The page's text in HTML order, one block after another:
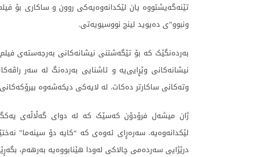
تێنەگەیشتووە یان لێکدانەوەیەکی روون و ساکاری بۆ
ونبوو”ی دەیوید لینچ نووسیویەتی.
بەردەنگێک کە بۆ تێگەشتنی نیشانەکانی بەرجەستەی
نیشانەکانی وێڕایی‌یە و ئاشنایی بەردەنگ لە سەر
وتەکانی ساکارتر دەکات. لە لایەکی دیکەشەوە
ژان میشەل فرۆدۆن کەسێک کە لە دوای گەڵاڵەی
لێکدانەوەیە. سەرەڕای ئەوەی کە “کایە دۆ سینەما”
درێژایی سەردەمی چالاکی لەودا هێنابووەیە بەرهەم،